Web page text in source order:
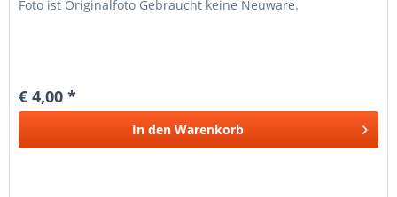
Foto ist Originalfoto Gebraucht keine Neuware.
€ 4,00 *
In den Warenkorb